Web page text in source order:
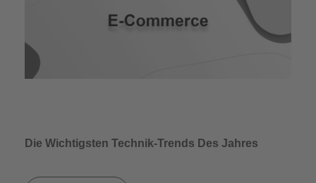
Die Wichtigsten Technik-Trends Des Jahres